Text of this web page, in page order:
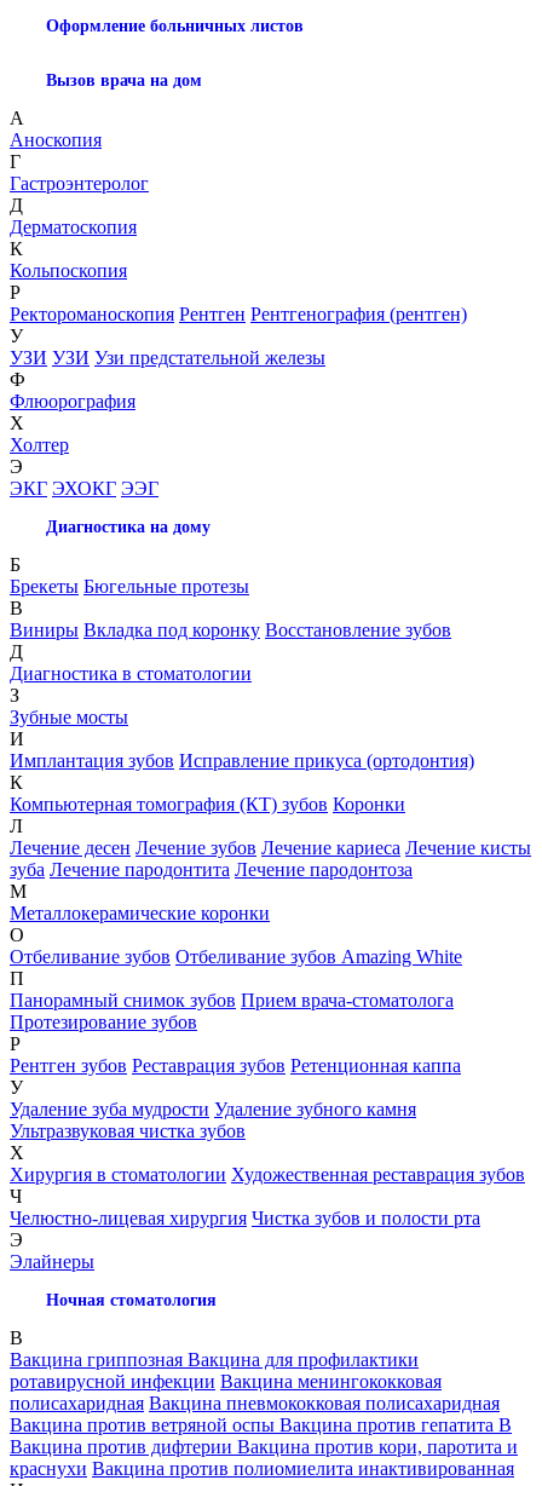
Оформление больничных листов
Вызов врача на дом
А
Аноскопия
Г
Гастроэнтеролог
Д
Дерматоскопия
К
Кольпоскопия
Р
Ректороманоскопия Рентген Рентгенография (рентген)
У
УЗИ УЗИ Узи предстательной железы
Ф
Флюорография
Х
Холтер
Э
ЭКГ ЭХОКГ ЭЭГ
Диагностика на дому
Б
Брекеты Бюгельные протезы
В
Виниры Вкладка под коронку Восстановление зубов
Д
Диагностика в стоматологии
З
Зубные мосты
И
Имплантация зубов Исправление прикуса (ортодонтия)
К
Компьютерная томография (КТ) зубов Коронки
Л
Лечение десен Лечение зубов Лечение кариеса Лечение кисты
зуба Лечение пародонтита Лечение пародонтоза
М
Металлокерамические коронки
О
Отбеливание зубов Отбеливание зубов Amazing White
П
Панорамный снимок зубов Прием врача-стоматолога
Протезирование зубов
Р
Рентген зубов Реставрация зубов Ретенционная каппа
У
Удаление зуба мудрости Удаление зубного камня
Ультразвуковая чистка зубов
Х
Хирургия в стоматологии Художественная реставрация зубов
Ч
Челюстно-лицевая хирургия Чистка зубов и полости рта
Э
Элайнеры
Ночная стоматология
В
Вакцина гриппозная Вакцина для профилактики
ротавирусной инфекции Вакцина менингококковая
полисахаридная Вакцина пневмококковая полисахаридная
Вакцина против ветряной оспы Вакцина против гепатита В
Вакцина против дифтерии Вакцина против кори, паротита и
краснухи Вакцина против полиомиелита инактивированная